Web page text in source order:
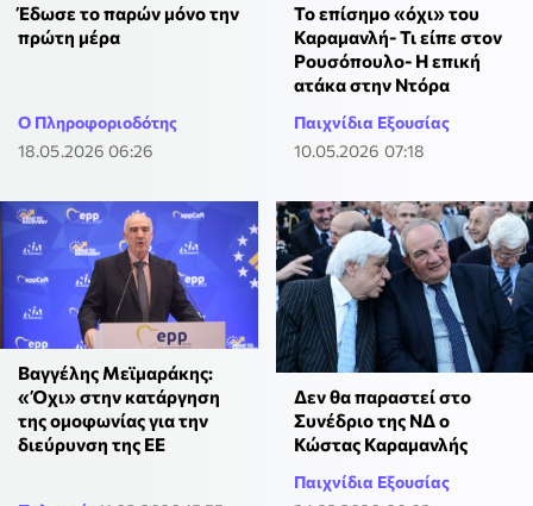
Έδωσε το παρών μόνο την
πρώτη μέρα
Ο Πληροφοριοδότης
18.05.2026 06:26
Το επίσημο «όχι» του
Καραμανλή- Τι είπε στον
Ρουσόπουλο- Η επική
ατάκα στην Ντόρα
Παιχνίδια Εξουσίας
10.05.2026 07:18
Βαγγέλης Μεϊμαράκης:
«Όχι» στην κατάργηση
της ομοφωνίας για την
διεύρυνση της ΕΕ
Δεν θα παραστεί στο
Συνέδριο της ΝΔ ο
Κώστας Καραμανλής
Παιχνίδια Εξουσίας